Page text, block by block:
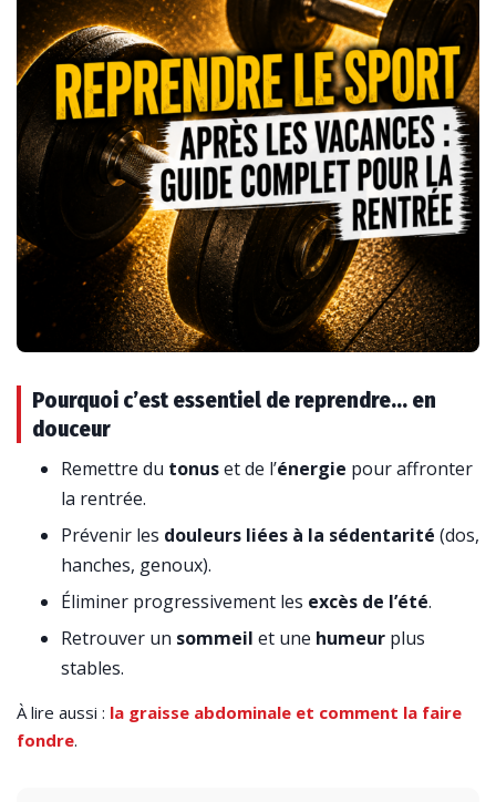
Pourquoi c’est essentiel de reprendre… en
douceur
Remettre du tonuset de l’énergie pour affronter
la rentrée.
Prévenir les douleurs liées à la sédentarité (dos,
hanches, genoux).
Éliminer progressivement les excès de l’été.
Retrouver un sommeil et une humeur plus
stables.
À lire aussi : la graisse abdominale et comment la faire
fondre.